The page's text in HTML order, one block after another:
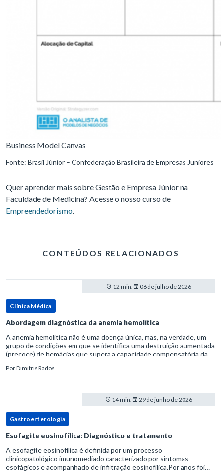
Business Model Canvas
Fonte: Brasil Júnior – Confederação Brasileira de Empresas Juniores
Quer aprender mais sobre Gestão e Empresa Júnior na
Faculdade de Medicina? Acesse o nosso curso de
Empreendedorismo.
CONTEÚDOS RELACIONADOS
12 min. 06 de julho de 2026
Clínica Médica
Abordagem diagnóstica da anemia hemolítica
A anemia hemolítica não é uma doença única, mas, na verdade, um
grupo de condições em que se identifica uma destruição aumentada
(precoce) de hemácias que supera a capacidade compensatória da
PorDimitris Rados
14 min. 29 de junho de 2026
Gastroenterologia
Esofagite eosinofílica: Diagnóstico e tratamento
A esofagite eosinofílica é definida por um processo
clinicopatológico imunomediado caracterizado por sintomas
esofágicos e acompanhado de infiltração eosinofílica.Por anos foi